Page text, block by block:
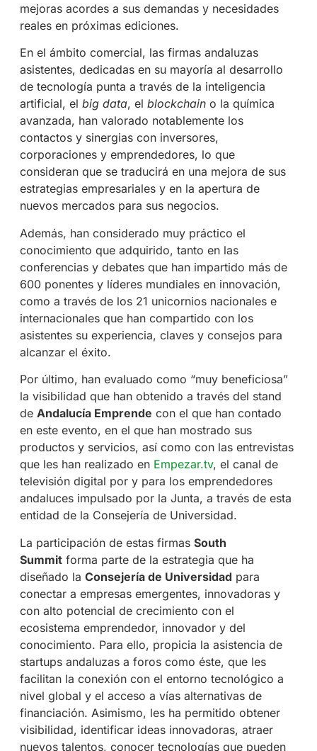
mejoras acordes a sus demandas y necesidades
reales en próximas ediciones.
En el ámbito comercial, las firmas andaluzas
asistentes, dedicadas en su mayoría al desarrollo
de tecnología punta a través de la inteligencia
artificial, el big data, el blockchaino la química
avanzada, han valorado notablemente los
contactos y sinergias con inversores,
corporaciones y emprendedores, lo que
consideran que se traducirá en una mejora de sus
estrategias empresariales y en la apertura de
nuevos mercados para sus negocios.
Además, han considerado muy práctico el
conocimiento que adquirido, tanto en las
conferencias y debates que han impartido más de
600 ponentes y líderes mundiales en innovación,
como a través de los 21 unicornios nacionales e
internacionales que han compartido con los
asistentes su experiencia, claves y consejos para
alcanzar el éxito.
Por último, han evaluado como “muy beneficiosa”
la visibilidad que han obtenido a través del stand
de Andalucía Emprende con el que han contado
en este evento, en el que han mostrado sus
productos y servicios, así como con las entrevistas
que les han realizado en Empezar.tv, el canal de
televisión digital por y para los emprendedores
andaluces impulsado por la Junta, a través de esta
entidad de la Consejería de Universidad.
La participación de estas firmas South
Summitforma parte de la estrategia que ha
diseñado la Consejería de Universidad para
conectar a empresas emergentes, innovadoras y
con alto potencial de crecimiento con el
ecosistema emprendedor, innovador y del
conocimiento. Para ello, propicia la asistencia de
startups andaluzas a foros como éste, que les
facilitan la conexión con el entorno tecnológico a
nivel global y el acceso a vías alternativas de
financiación. Asimismo, les ha permitido obtener
visibilidad, identificar ideas innovadoras, atraer
nuevos talentos, conocer tecnologías que pueden